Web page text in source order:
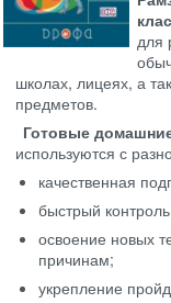
для
школах, лицеях, а
предметов.
Готовые
используются с
качественная
быстрый
освоение новых
причинам;
укрепление